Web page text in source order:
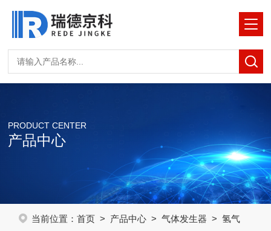
PRODUCT CENTER
产品中心
当前位置： 首页> 产品中心> 气体发生器 > 氢气